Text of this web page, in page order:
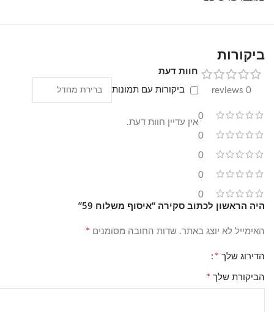
ביקורות
0 reviews
0
0
0
0
0
חוות דעת
ביקורות עם תמונות
אין עדיין חוות דעת.
היה הראשון לכתוב סקירה “איסוף משלוח 59”
האימייל לא יוצג באתר. שדות החובה מסומנים *
הדירוג שלך *
הביקורת שלך *